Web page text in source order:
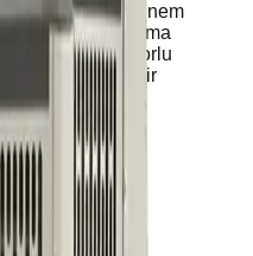
N, çok yüksek nem
alanlarda yoğuşma
sağlar. Zorlu
güçlü ve güvenilir